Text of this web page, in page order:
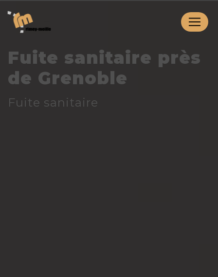
Fuite sanitaire près
de Grenoble
Fuite sanitaire